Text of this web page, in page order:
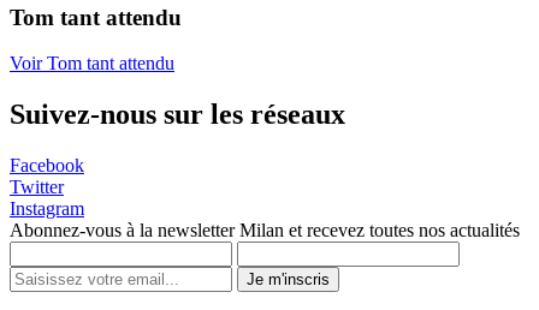
Tom tant attendu
Voir Tom tant attendu
Suivez-nous sur les réseaux
Facebook
Twitter
Instagram
Abonnez-vous à la newsletter Milan et recevez toutes nos actualités
Je m'inscris